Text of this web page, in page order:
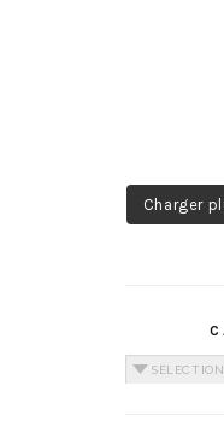
Charger
Catégories